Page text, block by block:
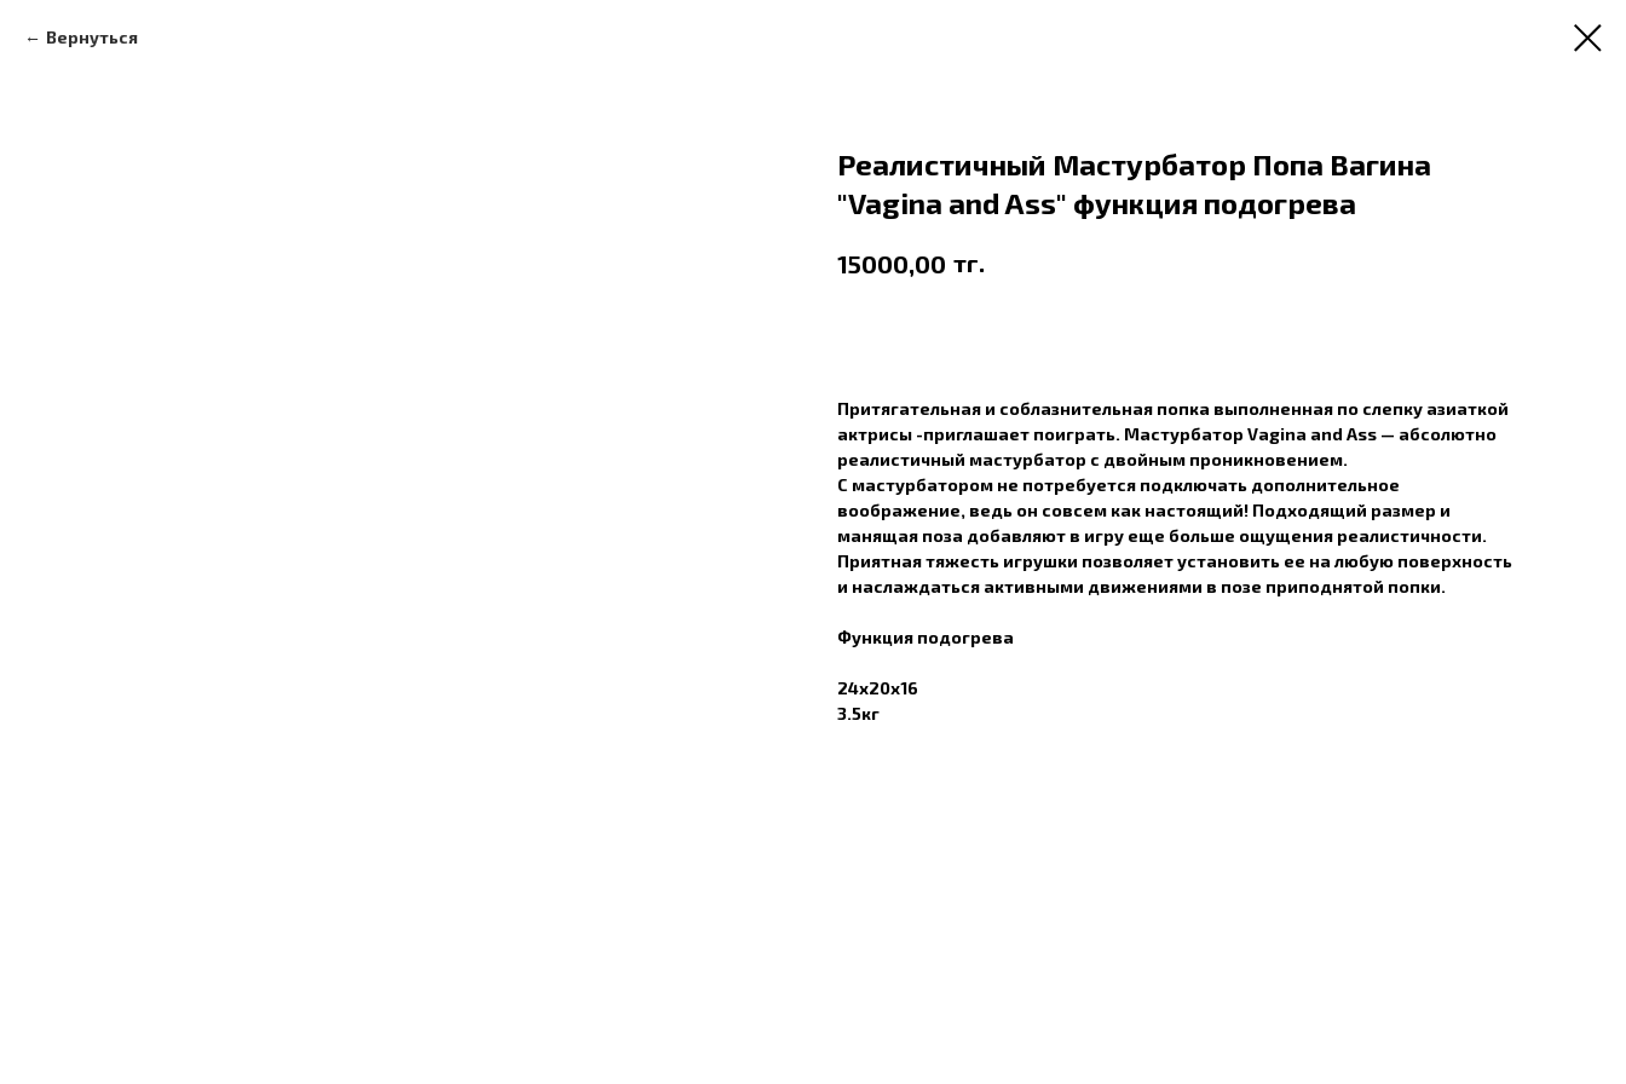
Вернуться
Реалистичный Мастурбатор Попа Вагина
"Vagina and Ass" функция подогрева
15000,00 тг.
Притягательная и соблазнительная попка выполненная по слепку азиаткой
актрисы -приглашает поиграть. Мастурбатор Vagina and Ass — абсолютно
реалистичный мастурбатор с двойным проникновением.
С мастурбатором не потребуется подключать дополнительное
воображение, ведь он совсем как настоящий! Подходящий размер и
манящая поза добавляют в игру еще больше ощущения реалистичности.
Приятная тяжесть игрушки позволяет установить ее на любую поверхность
и наслаждаться активными движениями в позе приподнятой попки.
Функция подогрева
24х20х16
3.5кг